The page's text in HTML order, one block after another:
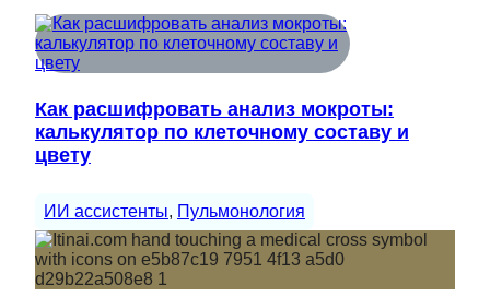
Как расшифровать анализ мокроты:
калькулятор по клеточному составу и
цвету
ИИ ассистенты, Пульмонология